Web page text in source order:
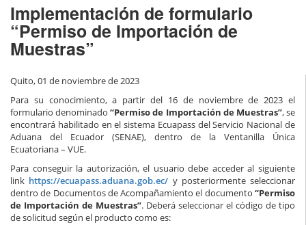
Implementación de formulario
“Permiso de Importación de
Muestras”
Quito, 01 de noviembre de 2023
Para su conocimiento, a partir del 16 de noviembre de 2023 el
formulario denominado“Permiso de Importación de Muestras”, se
encontrará habilitado en el sistema Ecuapass del Servicio Nacional de
Aduana del Ecuador (SENAE), dentro de la Ventanilla Única
Ecuatoriana – VUE.
Para conseguir la autorización, el usuario debe acceder al siguiente
link https://ecuapass.aduana.gob.ec/ y posteriormente seleccionar
dentro de Documentos de Acompañamiento el documento “Permiso
de Importación de Muestras”. Deberá seleccionar el código de tipo
de solicitud según el producto como es: